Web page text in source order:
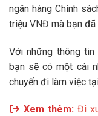
ngân hàng Chính
triệu VNĐ mà bạn đã
Với những thông
bạn sẽ có một cái
chuyến đi làm việc
Xem thêm:Đi